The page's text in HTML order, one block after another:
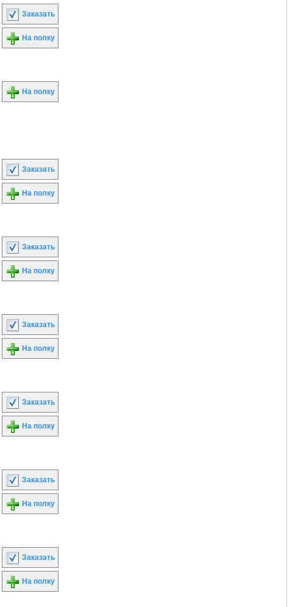
Заказать
На полку
На полку
Заказать
На полку
Заказать
На полку
Заказать
На полку
Заказать
На полку
Заказать
На полку
Заказать
На полку